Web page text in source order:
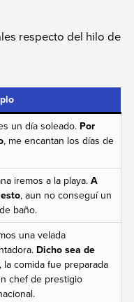
respecto del hilo de
un día soleado. Por
, me encantan los días de
iremos a la playa. A
, aun no conseguí un
baño.
una velada
Dicho sea de
la comida fue preparada
chef de prestigio